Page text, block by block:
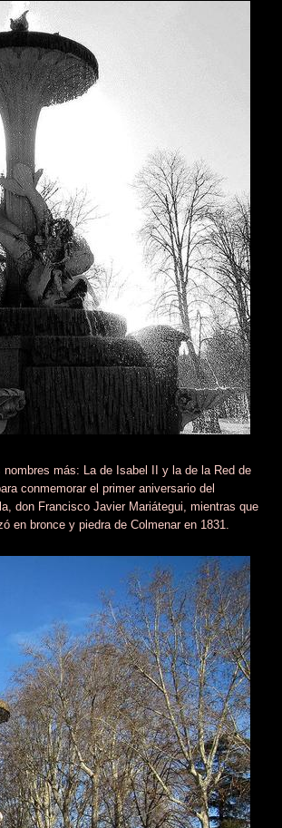
más: La de Isabel II y la de la Red de
conmemorar el primer aniversario del
don Francisco Javier Mariátegui, mientras que
en bronce y piedra de Colmenar en 1831.